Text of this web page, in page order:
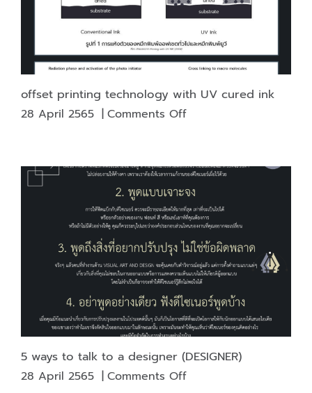
the
beholder,
and
colors
also
have
a
offset printing technology with UV cured ink
28 April 2565 | Comments Offon
technology
with
UV
cured
ink
5 ways to talk to a designer (DESIGNER)
28 April 2565 | Comments Offon